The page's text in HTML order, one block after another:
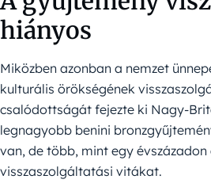
hiányos
Miközben azonban a nemzet
kulturális örökségének
csalódottságát fejezte ki Nagy-
legnagyobb benini
van, de több, mint egy
visszaszolgáltatási vitákat.